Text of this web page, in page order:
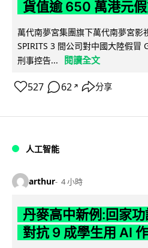
貨值逾 650 萬港元
萬代南夢宮集團旗下萬代南夢宮影
SPIRITS 3 間公司對中國大陸假冒
刑事控告...
閱讀全文
527 62 ↗ 分享
人工智能
arthur 4 小時
丹麥高中新例:回家
對抗 9 成學生用 AI